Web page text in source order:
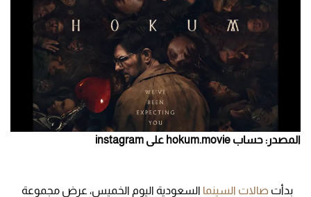
المصدر: حساب hokum.movie على instagram
بدأت صالات السينما السعودية اليوم الخميس، عرض مجموعة